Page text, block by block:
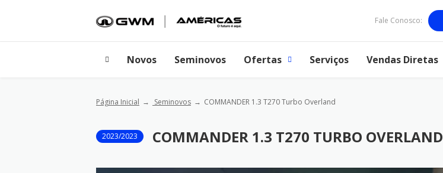
Fale Conosco:
Novos Seminovos Ofertas Serviços Vendas Diretas
Página Inicial Seminovos COMMANDER 1.3 T270 Turbo Overland
2023/2023 COMMANDER 1.3 T270 TURBO OVERLAND